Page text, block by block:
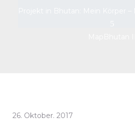
26. Oktober. 2017